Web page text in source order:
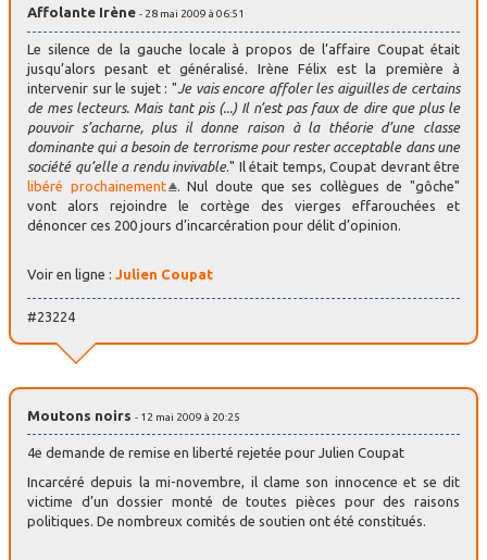
Affolante Irène - 28 mai 2009 à 06:51
Le silence de la gauche locale à propos de l’affaire Coupat était
jusqu’alors pesant et généralisé. Irène Félix est la première à
intervenir sur le sujet : "Je vais encore affoler les aiguilles de certains
de mes lecteurs. Mais tant pis (...) Il n’est pas faux de dire que plus le
pouvoir s’acharne, plus il donne raison à la théorie d’une classe
dominante qui a besoin de terrorisme pour rester acceptable dans une
société qu’elle a rendu invivable." Il était temps, Coupat devrant être
libéré prochainement
. Nul doute que ses collègues de "gôche"
vont alors rejoindre le cortège des vierges effarouchées et
dénoncer ces 200 jours d’incarcération pour délit d’opinion.
Voir en ligne : Julien Coupat
#23224
Moutons noirs - 12 mai 2009 à 20:25
4e demande de remise en liberté rejetée pour Julien Coupat
Incarcéré depuis la mi-novembre, il clame son innocence et se dit
victime d’un dossier monté de toutes pièces pour des raisons
politiques. De nombreux comités de soutien ont été constitués.